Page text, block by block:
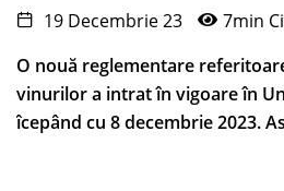
19 Decembrie 23
7min
O nouă reglementare
vinurilor a intrat în vigoare în
îcepând cu 8 decembrie 2023.